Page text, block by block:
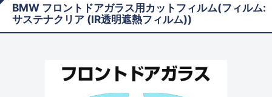
BMW フロントドアガラス用カットフィルム(フィルム:
サステナクリア (IR透明遮熱フィルム))